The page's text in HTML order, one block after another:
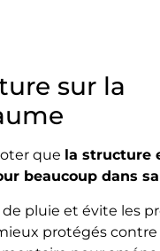
sur la
que la structure
beaucoup dans
pluie et évite les
protégés contre